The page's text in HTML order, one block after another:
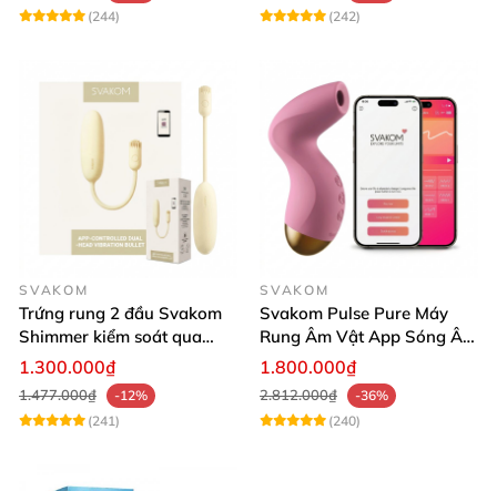
(244)
(242)
SVAKOM
Trứng rung 2 đầu Svakom
Shimmer kiểm soát qua
App kích thích đa điểm
1.300.000₫
1.477.000₫
-12%
(241)
SVAKOM
Svakom Pulse Pure Máy
Rung Âm Vật App Sóng Âm
Tăng Khoái Cảm
1.800.000₫
2.812.000₫
-36%
(240)